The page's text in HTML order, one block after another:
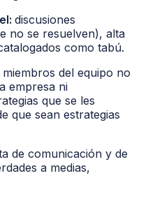
discusiones
no se resuelven), alta
como tabú.
miembros del equipo no
empresa ni
que se les
que sean estrategias
de comunicación y de
a medias,